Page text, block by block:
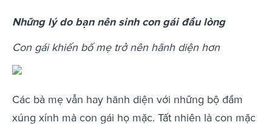
Những lý do bạn nên sinh con gái đầu lòng
Con gái khiến bố mẹ trở nên hãnh diện hơn
Các bà mẹ vẫn hay hãnh diện với những bộ đầm
xúng xính mà con gái họ mặc. Tất nhiên là con mặc